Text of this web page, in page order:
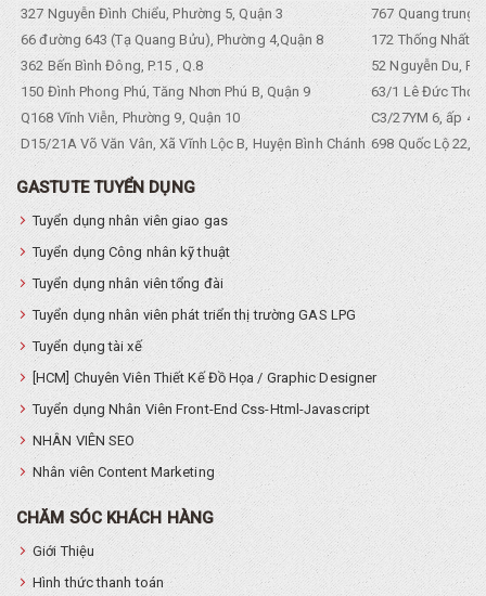
327 Nguyễn Đình Chiểu, Phường 5, Quận 3
767 Quang trung,
66 đường 643 (Tạ Quang Bửu), Phường 4,Quận 8
172 Thống Nhất.
362 Bến Bình Đông, P.15 , Q.8
52 Nguyễn Du,
150 Đình Phong Phú, Tăng Nhơn Phú B, Quận 9
63/1 Lê Đức Thọ,
Q168 Vĩnh Viễn, Phường 9, Quận 10
C3/27YM 6, ấp 4,
D15/21A Võ Văn Vân, Xã Vĩnh Lộc B, Huyện Bình Chánh 698 Quốc Lộ 22,
GASTUTE TUYỂN DỤNG
Tuyển dụng nhân viên giao gas
Tuyển dụng Công nhân kỹ thuật
Tuyển dụng nhân viên tổng đài
Tuyển dụng nhân viên phát triển thị trường GAS LPG
Tuyển dụng tài xế
[HCM] Chuyên Viên Thiết Kế Đồ Họa / Graphic Designer
Tuyển dụng Nhân Viên Front-End Css-Html-Javascript
NHÂN VIÊN SEO
Nhân viên Content Marketing
CHĂM SÓC KHÁCH HÀNG
Giới Thiệu
Hình thức thanh toán